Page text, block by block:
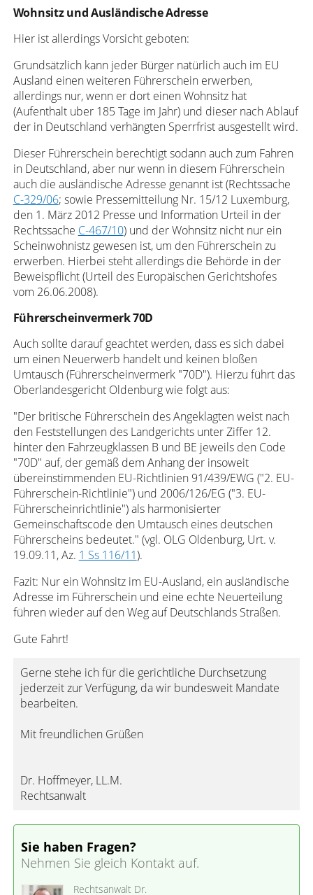
Wohnsitz und Ausländische Adresse
Hier ist allerdings Vorsicht geboten:
Grundsätzlich kann jeder Bürger natürlich auch im EU
Ausland einen weiteren Führerschein erwerben,
allerdings nur, wenn er dort einen Wohnsitz hat
(Aufenthalt uber 185 Tage im Jahr) und dieser nach Ablauf
der in Deutschland verhängten Sperrfrist ausgestellt wird.
Dieser Führerschein berechtigt sodann auch zum Fahren
in Deutschland, aber nur wenn in diesem Führerschein
auch die ausländische Adresse genannt ist (Rechtssache
C-329/06; sowie Pressemitteilung Nr. 15/12 Luxemburg,
den 1. März 2012 Presse und Information Urteil in der
Rechtssache C-467/10) und der Wohnsitz nicht nur ein
Scheinwohnistz gewesen ist, um den Führerschein zu
erwerben. Hierbei steht allerdings die Behörde in der
Beweispflicht (Urteil des Europäischen Gerichtshofes
vom 26.06.2008).
Führerscheinvermerk 70D
Auch sollte darauf geachtet werden, dass es sich dabei
um einen Neuerwerb handelt und keinen bloßen
Umtausch (Führerscheinvermerk "70D"). Hierzu führt das
Oberlandesgericht Oldenburg wie folgt aus:
"Der britische Führerschein des Angeklagten weist nach
den Feststellungen des Landgerichts unter Ziffer 12.
hinter den Fahrzeugklassen B und BE jeweils den Code
"70D" auf, der gemäß dem Anhang der insoweit
übereinstimmenden EU-Richtlinien 91/439/EWG ("2. EU-
Führerschein-Richtlinie") und 2006/126/EG ("3. EU-
Führerscheinrichtlinie") als harmonisierter
Gemeinschaftscode den Umtausch eines deutschen
Führerscheins bedeutet." (vgl. OLG Oldenburg, Urt. v.
19.09.11, Az. 1 Ss 116/11).
Fazit: Nur ein Wohnsitz im EU-Ausland, ein ausländische
Adresse im Führerschein und eine echte Neuerteilung
führen wieder auf den Weg auf Deutschlands Straßen.
Gute Fahrt!
Gerne stehe ich für die gerichtliche Durchsetzung
jederzeit zur Verfügung, da wir bundesweit Mandate
bearbeiten.
Mit freundlichen Grüßen
Dr. Hoffmeyer, LL.M.
Rechtsanwalt
Sie haben Fragen?
Nehmen Sie gleich Kontakt auf.
Rechtsanwalt Dr.